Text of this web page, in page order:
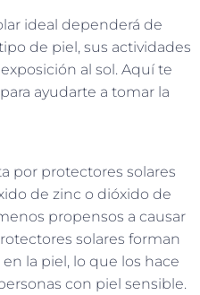
ideal dependerá de
de piel, sus actividades
al sol. Aquí te
ayudarte a tomar la
por protectores solares
de zinc o dióxido de
propensos a causar
solares forman
la piel, lo que los hace
con piel sensible.